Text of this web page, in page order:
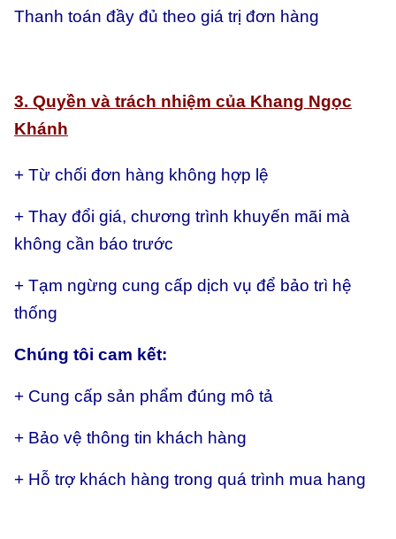
Thanh toán đầy đủ theo giá trị đơn hàng
3. Quyền và trách nhiệm của Khang Ngọc
Khánh
+ Từ chối đơn hàng không hợp lệ
+ Thay đổi giá, chương trình khuyến mãi mà
không cần báo trước
+ Tạm ngừng cung cấp dịch vụ để bảo trì hệ
thống
Chúng tôi cam kết:
+ Cung cấp sản phẩm đúng mô tả
+ Bảo vệ thông tin khách hàng
+ Hỗ trợ khách hàng trong quá trình mua hang